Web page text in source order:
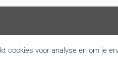
cookies voor analyse en om je